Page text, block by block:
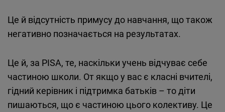
Це й відсутність примусу до навчання, що також
негативно позначається на результатах.
Це й, за PISA, те, наскільки учень відчуває себе
частиною школи. От якщо у вас є класні вчителі,
гідний керівник і підтримка батьків – то діти
пишаються, що є частиною цього колективу. Це